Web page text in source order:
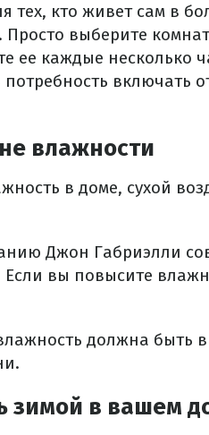
тех, кто живет сам в
выберите
ее каждые несколько
включать
влажности
в доме, сухой
Джон Габриэлли
вы повысите
должна быть
зимой в вашем